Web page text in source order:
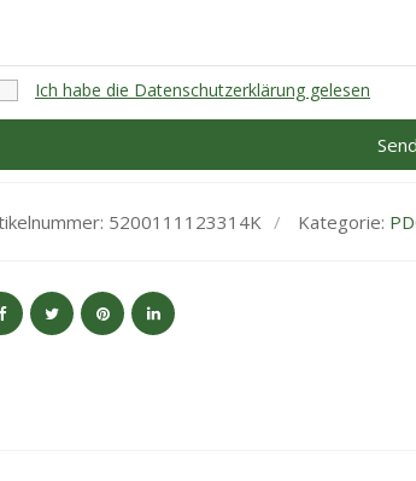
Ich habe die Datenschutzerklärung gelesen
5200111123314K Kategorie: